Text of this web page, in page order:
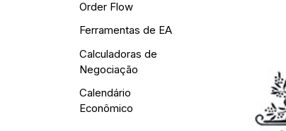
Order Flow
Ferramentas de EA
Calculadoras de
Negociação
Calendário
Econômico